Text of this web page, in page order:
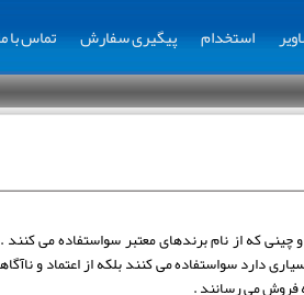
استخدام پیگیری سفارش تماس با
که از نام برندهای معتبر سواستفاده می
دارد سواستفاده می کنند بلکه از اعتماد و
فروش می رسانند .